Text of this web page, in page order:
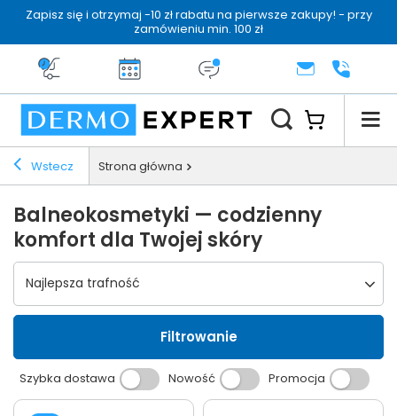
Zapisz się i otrzymaj -10 zł rabatu na pierwsze zakupy! - przy
zamówieniu min. 100 zł
Darmowa dostawa od 199 zł
14 dni na zwrotDermo konsultacjaKONTAKT+48 222
Wstecz Strona główna
Balneokosmetyki — codzienny
komfort dla Twojej skóry
Wybierz sortowanie
Najlepsza trafność
Filtrowanie
Szybka dostawa Nowość Promocja